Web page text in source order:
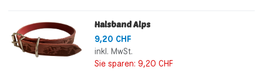
Halsband Alps
9,20 CHF
inkl. MwSt.
Sie sparen: 9,20 CHF